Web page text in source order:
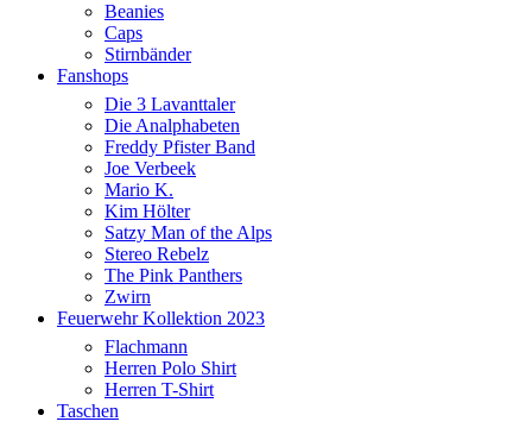
Beanies
Caps
Stirnbänder
Fanshops
Die 3 Lavanttaler
Die Analphabeten
Freddy Pfister Band
Joe Verbeek
Mario K.
Kim Hölter
Satzy Man of the Alps
Stereo Rebelz
The Pink Panthers
Zwirn
Feuerwehr Kollektion 2023
Flachmann
Herren Polo Shirt
Herren T-Shirt
Taschen